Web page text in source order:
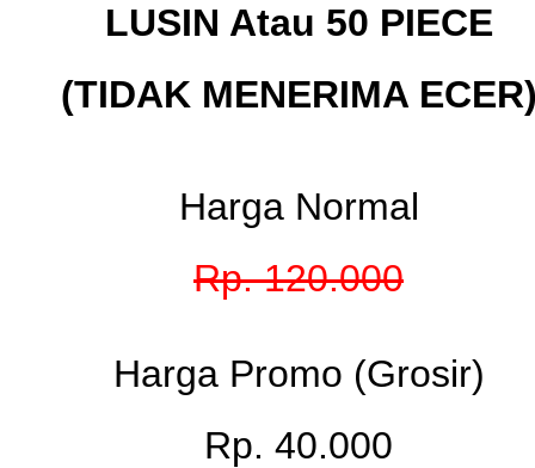
LUSIN Atau 50 PIECE
(TIDAK MENERIMA
Harga Normal
Rp. 120.000
Harga Promo (Grosir)
Rp. 40.000